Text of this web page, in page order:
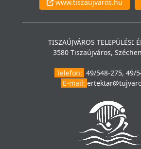
www.tiszaujvaros.hu
TISZAÚJVÁROS TELEPÜLÉSI
3580 Tiszaújváros,
Telefon: 49/548-275, 49/
E-mail: